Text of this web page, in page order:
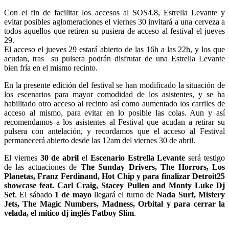
Con el fin de facilitar los accesos al SOS4.8, Estrella Levante y
evitar posibles aglomeraciones el viernes 30 invitará a una cerveza a
todos aquellos que retiren su pusiera de acceso al festival el jueves
29.
El acceso el jueves 29 estará abierto de las 16h a las 22h, y los que
acudan, tras su pulsera podrán disfrutar de una Estrella Levante
bien fría en el mismo recinto.
En la presente edición del festival se han modificado la situación de
los escenarios para mayor comodidad de los asistentes, y se ha
habilitado otro acceso al recinto así como aumentado los carriles de
acceso al mismo, para evitar en lo posible las colas. Aun y así
recomendamos a los asistentes al Festival que acudan a retirar su
pulsera con antelación, y recordamos que el acceso al Festival
permanecerá abierto desde las 12am del viernes 30 de abril.
El viernes 30 de abril el Escenario Estrella Levante será testigo
de las actuaciones de The Sunday Drivers, The Horrors, Los
Planetas, Franz Ferdinand, Hot Chip y para finalizar Detroit25
showcase feat. Carl Craig, Stacey Pullen and Monty Luke Dj
Set. El sábado 1 de mayollegará el turno deNada Surf, Mistery
Jets, The Magic Numbers, Madness, Orbital y para cerrar la
velada, el mítico dj inglés Fatboy Slim.